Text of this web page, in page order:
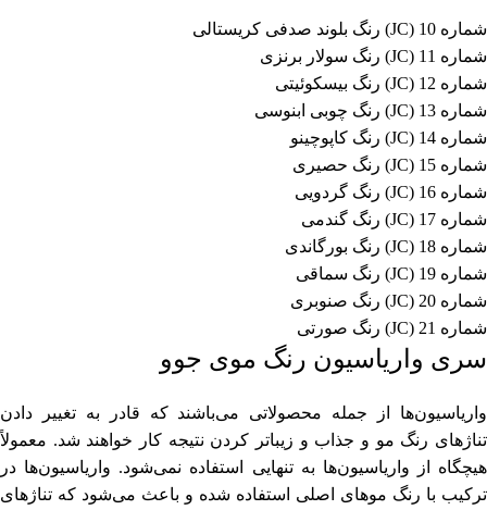
شماره 10 (JC) رنگ بلوند صدفی کریستالی
شماره 11 (JC) رنگ سولار برنزی
شماره 12 (JC) رنگ بیسکوئیتی
شماره 13 (JC) رنگ چوبی ابنوسی
شماره 14 (JC) رنگ کاپوچینو
شماره 15 (JC) رنگ حصیری
شماره 16 (JC) رنگ گردویی
شماره 17 (JC) رنگ گندمی
شماره 18 (JC) رنگ بورگاندی
شماره 19 (JC) رنگ سماقی
شماره 20 (JC) رنگ صنوبری
شماره 21 (JC) رنگ صورتی
سری واریاسیون رنگ موی جوو
واریاسیون‌ها از جمله محصولاتی می‌باشند که قادر به تغییر دادن
تناژ‌های رنگ مو و جذاب و زیباتر کردن نتیجه کار خواهند شد. معمولاً
هیچگاه از واریاسیون‌ها به تنهایی استفاده نمی‌شود. واریاسیون‌ها در
ترکیب با رنگ موهای اصلی استفاده شده و باعث می‌شود که تناژ‌های